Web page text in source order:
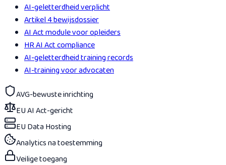
AI-geletterdheid verplicht
Artikel 4 bewijsdossier
AI Act module voor opleiders
HR AI Act compliance
AI-geletterdheid training records
AI-training voor advocaten
AVG-bewuste inrichting
EU AI Act-gericht
EU Data Hosting
Analytics na toestemming
Veilige toegang